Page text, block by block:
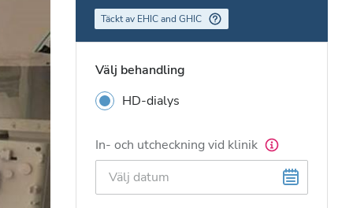
Täckt av EHIC and GHIC
Välj behandling
HD-dialys
In- och utcheckning vid klinik